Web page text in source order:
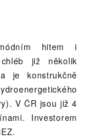
hitem i
již několik
je konstrukčně
V ČR jsou již 4
Investorem